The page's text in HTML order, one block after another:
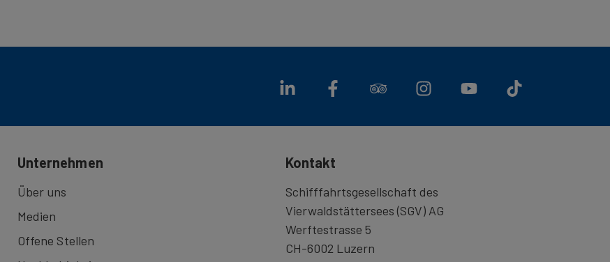
Unternehmen
Über uns
Medien
Offene Stellen
Kontakt
Schifffahrtsgesellschaft des
Vierwaldstättersees (SGV) AG
Werftestrasse 5
CH-6002 Luzern